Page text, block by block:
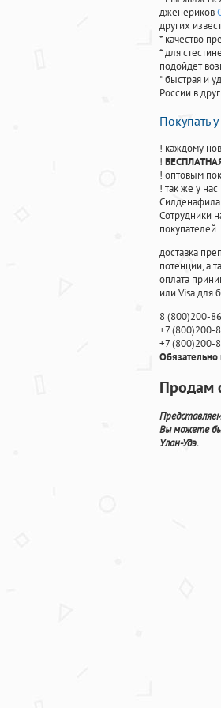
дженериков
других
* качество
* для
подойдет
* быстрая и
России в
Покупать
! каждому
!
! оптовым
! так же у
Cотрудники
покупателей
доставка
потенции, а
оплата
или Visa для
8(800)200-
+7(800)200-
+7(800)200-
Продам
Вы можете
Улан-Удэ.